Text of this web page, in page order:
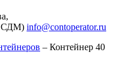
СДМ) info@contoperator.ru
– Контейнер 40